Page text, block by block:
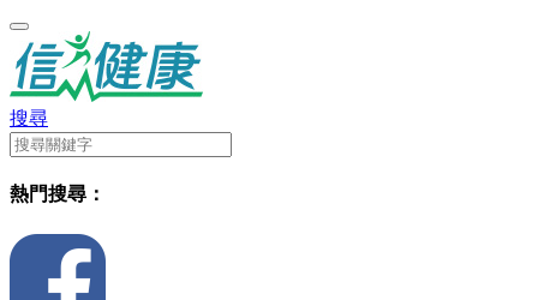
搜尋
熱門搜尋：